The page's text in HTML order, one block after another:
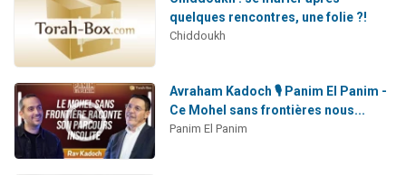
quelques rencontres, une folie ?!
Chiddoukh
Avraham Kadoch 🎙️ Panim El Panim -
Ce Mohel sans frontières nous...
Panim El Panim